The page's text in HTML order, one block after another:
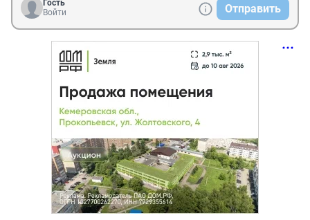
Гость
Войти
Отправить